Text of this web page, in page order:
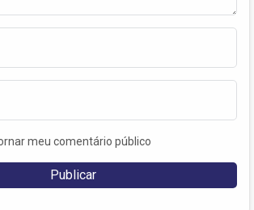
meu comentário público